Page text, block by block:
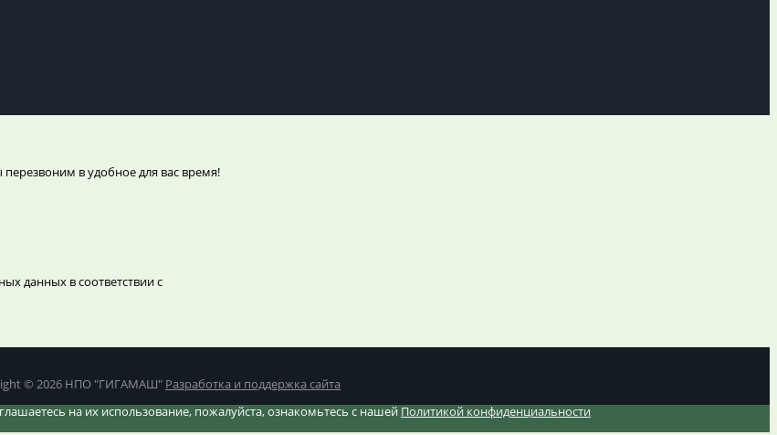
в удобное для вас время!
данных в соответствии с
© 2026 НПО "ГИГАМАШ" Разработка и поддержка сайта
на их использование, пожалуйста, ознакомьтесь с нашей Политикой конфиденциальности